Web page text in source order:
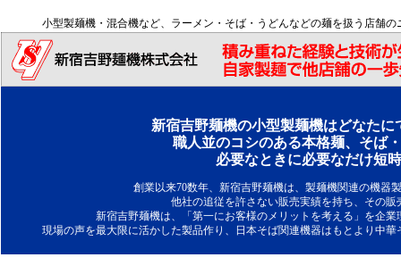
小型製麺機・混合機など、ラーメン・そば・うどんなどの麺を扱う店舗
新宿吉野麺機の小型製麺機はどなたに
職人並のコシのある本格麺、そば
必要なときに必要なだけ短
創業以来70数年、新宿吉野麺機は、製麺機関連の機器
他社の追従を許さない販売実績を持ち、その
新宿吉野麺機は、「第一にお客様のメリットを考える」を企
現場の声を最大限に活かした製品作り、日本そば関連機器はもとより中